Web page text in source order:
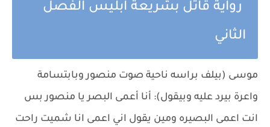
رواية قاتل بشريعة ابليس الفصل
الثاني
موسى (بيلف براسه ناحية صوت منصور وبابتسامة
واعرة بيرد عليه وبيقول): أنا أعمى البصر يا منصور بس
انت اعمى البصيره ومين يقول اني اعمى انا شميت راحت